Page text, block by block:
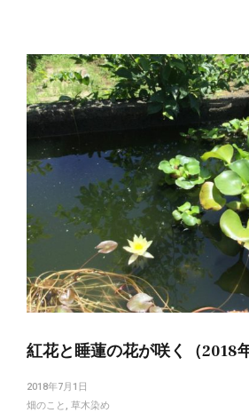
紅花と睡蓮の花が咲く（2018
2018年7月1日
畑のこと , 草木染め